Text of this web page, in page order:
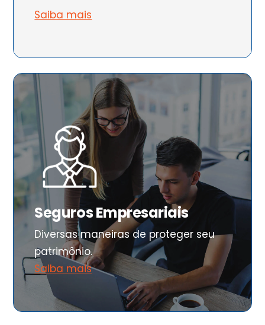
Saiba mais
Seguros Empresariais
Diversas maneiras de proteger seu
patrimônio.
Saiba mais